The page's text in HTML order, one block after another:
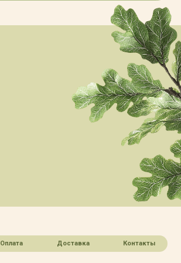
Оплата Доставка Контакты